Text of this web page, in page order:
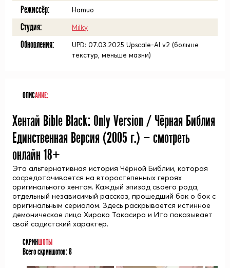
Режиссёр: Hamuo
Студия: Milky
Обновления:
UPD: 07.03.2025 Upscale-AI v2 (больше
текстур, меньше мазни)
ОПИСАНИЕ:
Хентай Bible Black: Only Version / Чёрная Библия
Единственная Версия (2005 г.) — смотреть
онлайн 18+
Эта альтернативная история Чёрной Библии, которая
сосредотачивается на второстепенных героях
оригинального хентая. Каждый эпизод своего рода,
отдельный независимый рассказ, прошедший бок о бок с
оригинальным сериалом. Здесь раскрывается истинное
демоническое лицо Хироко Такасиро и Ито показывает
свой садистский характер.
СКРИН ШОТЫ
Всего скриншотов:8